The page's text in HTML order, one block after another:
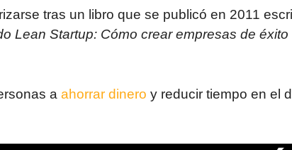
tras un libro que se publicó en 2011
Lean Startup: Cómo crear empresas de éxito
a ahorrar dinero y reducir tiempo en el